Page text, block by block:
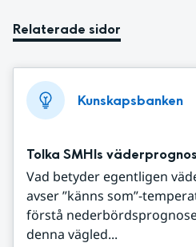
Relaterade sidor
Kunskapsbanken
Tolka SMHIs
Vad betyder egentligen
avser ”känns som”-
förstå
denna vägled...